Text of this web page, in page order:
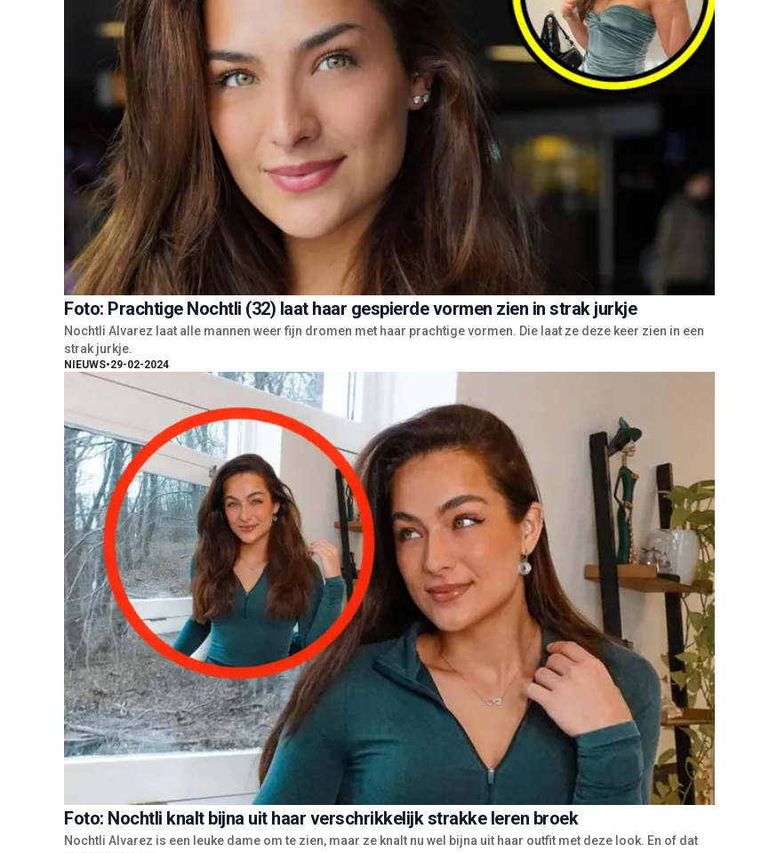
Foto: Prachtige Nochtli (32) laat haar gespierde vormen zien in strak jurkje
Nochtli Alvarez laat alle mannen weer fijn dromen met haar prachtige vormen. Die laat ze deze keer zien in een
strak jurkje.
NIEUWS•29-02-2024
Foto: Nochtli knalt bijna uit haar verschrikkelijk strakke leren broek
Nochtli Alvarez is een leuke dame om te zien, maar ze knalt nu wel bijna uit haar outfit met deze look. En of dat